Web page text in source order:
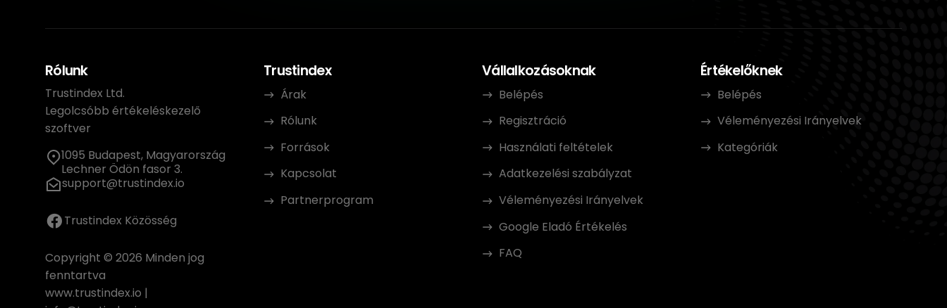
Rólunk
Trustindex Ltd.
Legolcsóbb értékeléskezelő
szoftver
1095 Budapest, Magyarország
Lechner Ödön fasor 3.
support@trustindex.io
Trustindex Közösség
Copyright © 2026 Minden jog
fenntartva
www.trustindex.io |
Trustindex
Árak
Rólunk
Források
Kapcsolat
Partnerprogram
Vállalkozásoknak
Belépés
Regisztráció
Használati feltételek
Adatkezelési szabályzat
Véleményezési Irányelvek
Google Eladó Értékelés
FAQ
Értékelőknek
Belépés
Véleményezési Irányelvek
Kategóriák